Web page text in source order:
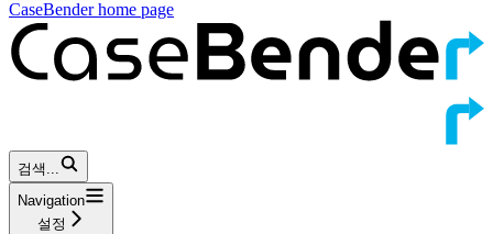
CaseBenderhome page
검색...
Navigation
설정